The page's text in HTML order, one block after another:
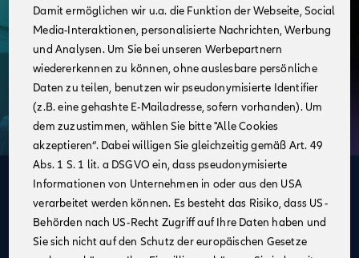
Deine Vorteile
im Vertrieb der Allianz
Ein unbefristeter Arbeitsvertrag inklusive attraktiver
Damit ermöglichen wir u.a. die Funktion der Webseite, Social
Media-Interaktionen, personalisierte Nachrichten, Werbung
und Analysen. Um Sie bei unseren Werbepartnern
wiedererkennen zu können, ohne auslesbare persönliche
Daten zu teilen, benutzen wir pseudonymisierte Identifier
(z.B. eine gehashte E-Mailadresse, sofern vorhanden). Um
dem zuzustimmen, wählen Sie bitte "Alle Cookies
akzeptieren“. Dabei willigen Sie gleichzeitig gemäß Art. 49
Abs. 1 S. 1 lit. a DSGVO ein, dass pseudonymisierte
Informationen von Unternehmen in oder aus den USA
verarbeitet werden können. Es besteht das Risiko, dass US-
Behörden nach US-Recht Zugriff auf Ihre Daten haben und
Sie sich nicht auf den Schutz der europäischen Gesetze